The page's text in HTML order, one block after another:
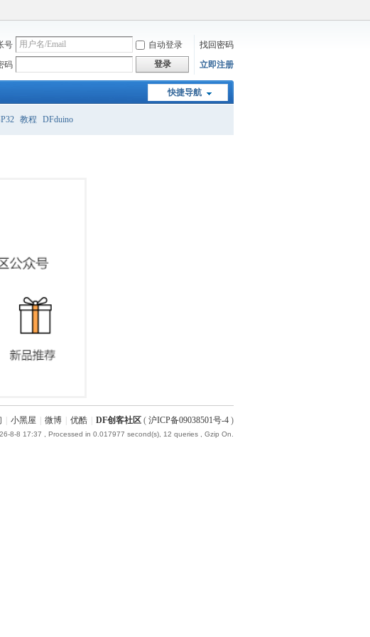
号 自动登录
找回密码
码
登录 立即注册
快捷导航
教程 DFduino
小黑屋 微博 优酷 DF创客社区 ( 沪ICP备09038501号-4 )
8-8 17:37 , Processed in 0.017977 second(s), 12 queries , Gzip On.